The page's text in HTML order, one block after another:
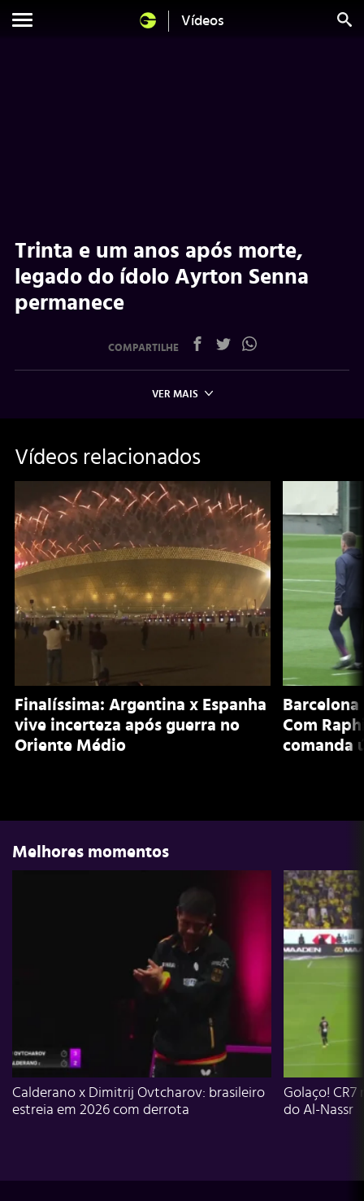
Vídeos
Trinta e um anos após morte,
legado do ídolo Ayrton Senna
permanece
COMPARTILHE
VER MAIS
Vídeos relacionados
Finalíssima: Argentina x Espanha
vive incerteza após guerra no
Oriente Médio
Com
comanda
Melhores momentos
Calderano x Dimitrij Ovtcharov: brasileiro
estreia em 2026 com derrota
Golaço!
do Al-Nassr